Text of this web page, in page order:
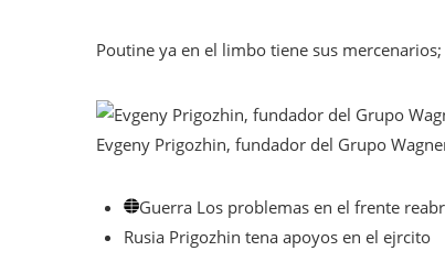
Poutine ya en el limbo tiene sus
Evgeny Prigozhin, fundador del Grupo
Guerra Los problemas en el frente
Rusia Prigozhin tena apoyos en el ejrcito